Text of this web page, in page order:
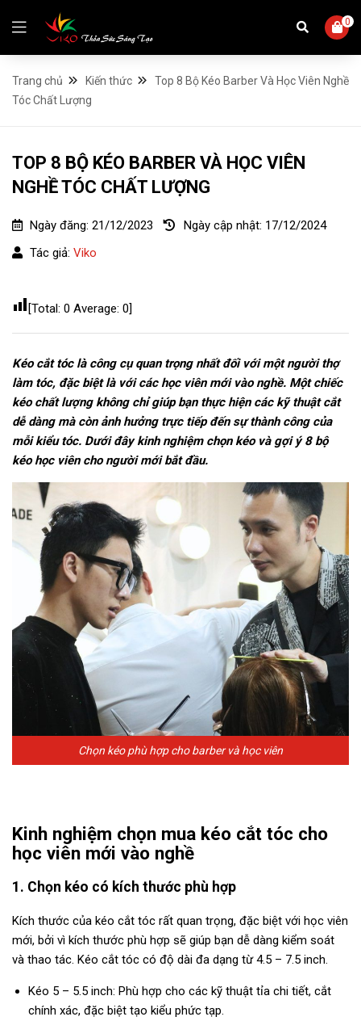
0
Trang chủ Kiến thức
Top 8 Bộ Kéo Barber Và Học Viên Nghề
Tóc Chất Lượng
TOP 8 BỘ KÉO BARBER VÀ HỌC VIÊN
NGHỀ TÓC CHẤT LƯỢNG
Ngày đăng: 21/12/2023 Ngày cập nhật: 17/12/2024
Tác giả: Viko
[Total: 0 Average: 0]
Kéo cắt tóc là công cụ quan trọng nhất đối với một người thợ
làm tóc, đặc biệt là với các học viên mới vào nghề. Một chiếc
kéo chất lượng không chỉ giúp bạn thực hiện các kỹ thuật cắt
dễ dàng mà còn ảnh hưởng trực tiếp đến sự thành công của
mỗi kiểu tóc. Dưới đây kinh nghiệm chọn kéo và gợi ý 8 bộ
kéo học viên cho người mới bắt đầu.
Chọn kéo phù hợp cho barber và học viên
Kinh nghiệm chọn mua kéo cắt tóc cho
học viên mới vào nghề
1. Chọn kéo có kích thước phù hợp
Kích thước của kéo cắt tóc rất quan trọng, đặc biệt với học viên
mới, bởi vì kích thước phù hợp sẽ giúp bạn dễ dàng kiểm soát
và thao tác. Kéo cắt tóc có độ dài đa dạng từ 4.5 – 7.5 inch.
Kéo 5 – 5.5 inch: Phù hợp cho các kỹ thuật tỉa chi tiết, cắt
chính xác, đặc biệt tạo kiểu phức tạp.